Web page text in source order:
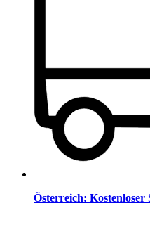
Österreich: Kostenloser